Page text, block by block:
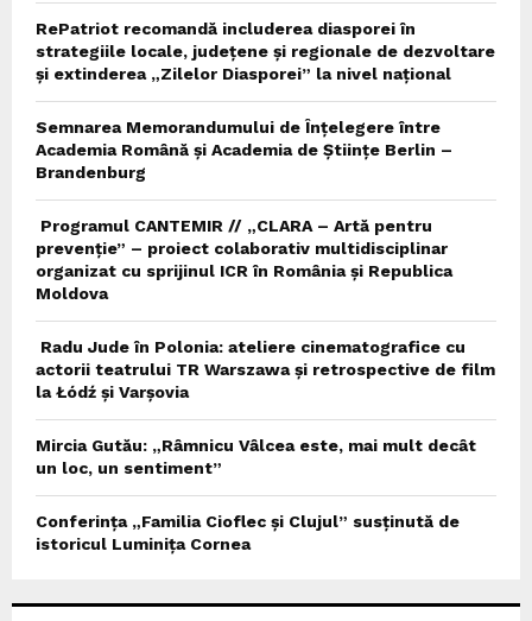
RePatriot recomandă includerea diasporei în
strategiile locale, județene și regionale de dezvoltare
și extinderea „Zilelor Diasporei” la nivel național
Semnarea Memorandumului de Înțelegere între
Academia Română și Academia de Științe Berlin –
Brandenburg
Programul CANTEMIR // „CLARA – Artă pentru
prevenție” – proiect colaborativ multidisciplinar
organizat cu sprijinul ICR în România și Republica
Moldova
Radu Jude în Polonia: ateliere cinematografice cu
actorii teatrului TR Warszawa și retrospective de film
la Łódź și Varșovia
Mircia Gutău: „Râmnicu Vâlcea este, mai mult decât
un loc, un sentiment”
Conferința „Familia Cioflec și Clujul” susținută de
istoricul Luminița Cornea